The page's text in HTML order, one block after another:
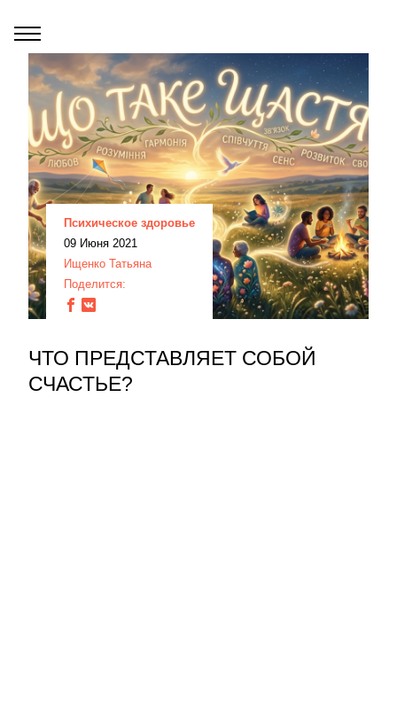
Психическое здоровье
09 Июня 2021
Ищенко Татьяна
Поделится:
ЧТО ПРЕДСТАВЛЯЕТ СОБОЙ
СЧАСТЬЕ?